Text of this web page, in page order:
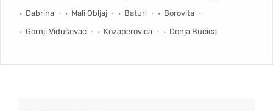
Dabrina
Mali Obljaj Baturi
Borovita
Gornji Viduševac
Kozaperovica Donja Bučica